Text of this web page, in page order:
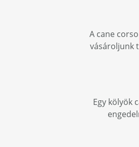
A cane
vásároljunk
Egy kölyök